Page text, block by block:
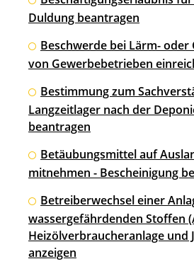
Duldung beantragen
Beschwerde bei Lärm- oder
von Gewerbebetrieben
Bestimmung zum
Langzeitlager nach der
beantragen
Betäubungsmittel auf
mitnehmen - Bescheinigung
Betreiberwechsel einer
wassergefährdenden Stoffen
Heizölverbraucheranlage und
anzeigen